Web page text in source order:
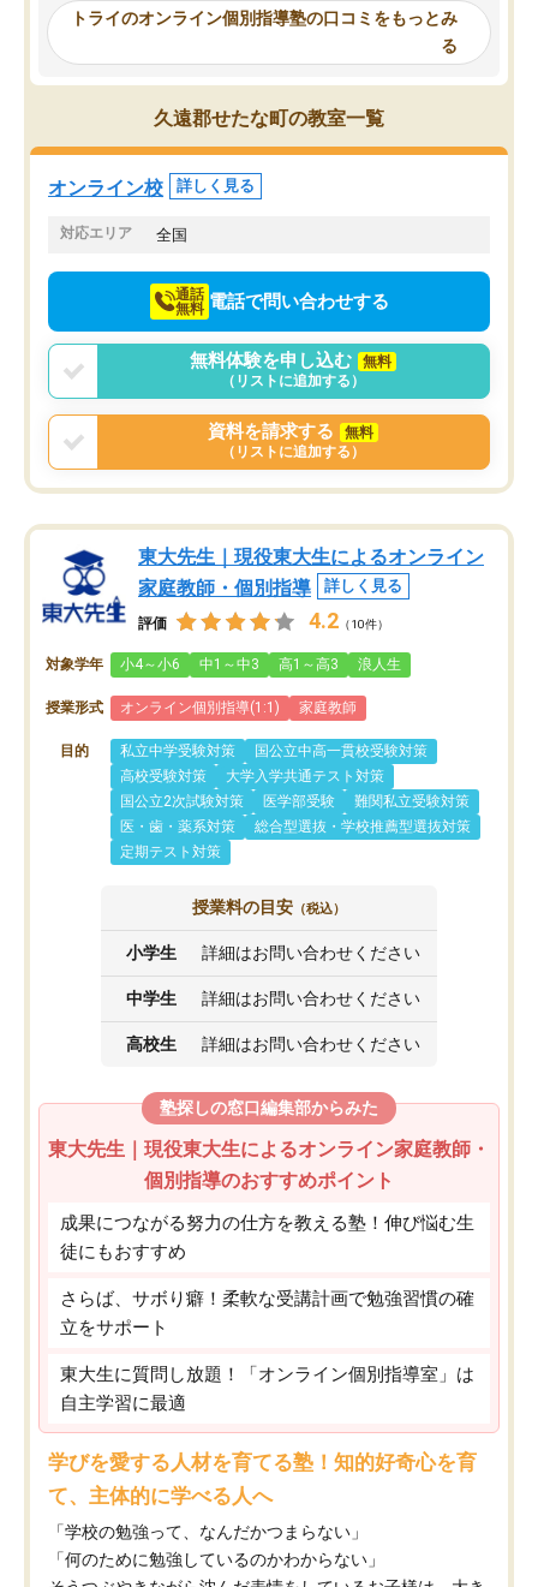
ったんですが、学生の先生から学ぶこ
み、徐々に成績が上がったらいいなと
思っていました。何が今足りないのか
を的確に指導いただき、子どももびっ
くりするほど楽しんでやる気を持って
塾を受けています。狙い通り、少しず
つ成績も上がり、苦手意識も無くなっ
てきたので、さらに苦手な数学も追加
でお願いしました。来年の高校受験に
らないところをピンポイ
頂いて、とてもわかり
していました。一生を
スト、多少お金がかかっ
思い切って入塾してよか
トライのオンライン個別指導塾の口コミをもっとみ
る
久遠郡せたな町の教室一覧
オンライン校 詳しく見る
対応エリア 全国
通話
無料 電話で問い合わせする
無料体験を申し込む
無料
（リストに追加する）
資料を請求する
無料
（リストに追加する）
東大先生｜現役東大生によるオンライン
家庭教師・個別指導
詳しく見る
評価 4.2 （10件）
対象学年 小4～小6 中1～中3 高1～高3 浪人生
授業形式 オンライン個別指導(1:1) 家庭教師
目的 私立中学受験対策
国公立中高一貫校受験対策
高校受験対策
大学入学共通テスト対策
国公立2次試験対策
医学部受験
難関私立受験対策
医・歯・薬系対策
総合型選抜・学校推薦型選抜対策
定期テスト対策
授業料の目安 （税込）
小学生 詳細はお問い合わせください
中学生 詳細はお問い合わせください
高校生 詳細はお問い合わせください
塾探しの窓口編集部からみた
東大先生｜現役東大生によるオンライン家庭教師・
個別指導のおすすめポイント
成果につながる努力の仕方を教える塾！伸び悩む生
徒にもおすすめ
さらば、サボり癖！柔軟な受講計画で勉強習慣の確
立をサポート
東大生に質問し放題！「オンライン個別指導室」は
自主学習に最適
学びを愛する人材を育てる塾！知的好奇心を育
て、主体的に学べる人へ
「学校の勉強って、なんだかつまらない」
「何のために勉強しているのかわからない」